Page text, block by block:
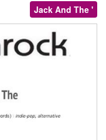
Jack And The '